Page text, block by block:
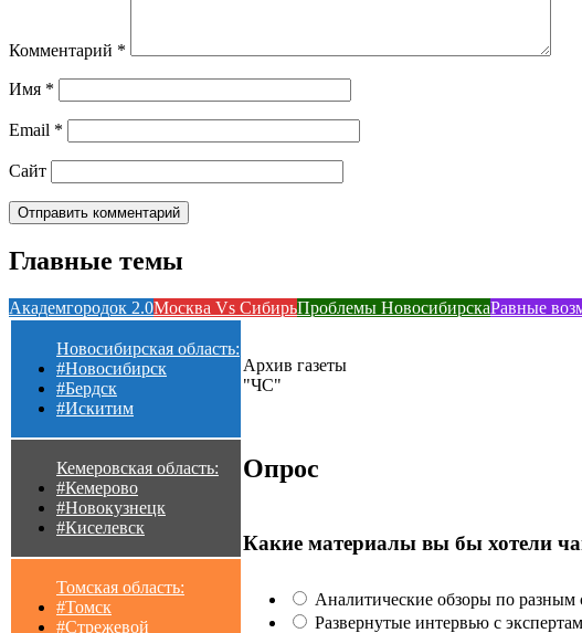
Комментарий *
Имя *
Email *
Сайт
Главные темы
Академгородок 2.0Москва Vs СибирьПроблемы НовосибирскаРавные
Новосибирская область:
#Новосибирск
#Бердск
#Искитим
Кемеровская область:
#Кемерово
#Новокузнецк
#Киселевск
Томская область:
#Томск
#Стрежевой
Архив газеты
"ЧС"
Опрос
Какие материалы вы бы хотели
Аналитические обзоры по разным
Развернутые интервью с